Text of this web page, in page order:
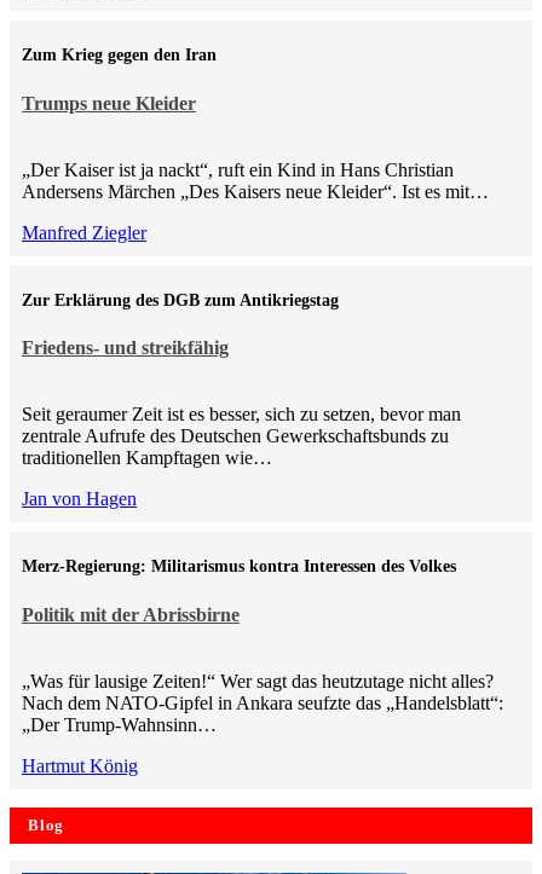
Trumps neue Kleider
Zum Krieg gegen den Iran
„Der Kaiser ist ja nackt“, ruft ein Kind in Hans Christian
Andersens Märchen „Des Kaisers neue Kleider“. Ist es mit…
Manfred Ziegler
Friedens- und streikfähig
Zur Erklärung des DGB zum Antikriegstag
Seit geraumer Zeit ist es besser, sich zu setzen, bevor man
zentrale Aufrufe des Deutschen Gewerkschaftsbunds zu
traditionellen Kampftagen wie…
Jan von Hagen
Politik mit der Abrissbirne
Merz-Regierung: Militarismus kontra Inte­ressen des Volkes
„Was für lausige Zeiten!“ Wer sagt das heutzutage nicht alles?
Nach dem NATO-Gipfel in Ankara seufzte das „Handelsblatt“:
„Der Trump-Wahnsinn…
Hartmut König
Blog